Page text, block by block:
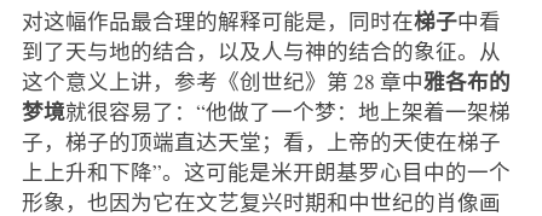
对这幅作品最合理的解释可能是，同时在梯子中看
到了天与地的结合，以及人与神的结合的象征。从
这个意义上讲，参考《创世纪》第 28 章中雅各布的
梦境就很容易了：“他做了一个梦：地上架着一架梯
子，梯子的顶端直达天堂；看，上帝的天使在梯子
上上升和下降”。这可能是米开朗基罗心目中的一个
形象，也因为它在文艺复兴时期和中世纪的肖像画